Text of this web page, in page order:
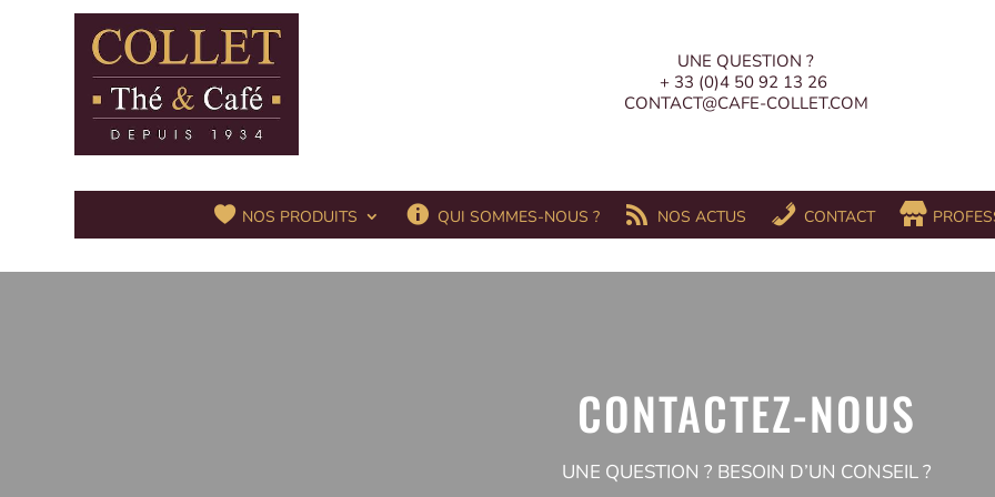
UNE QUESTION ?
+ 33 (0)4 50 92 13 26
CONTACT@CAFE-COLLET.COM
NOS PRODUITS QUI SOMMES-NOUS ? NOS ACTUS CONTACT
CONTACTEZ-NOUS
UNE QUESTION ? BESOIN D’UN CONSEIL ?